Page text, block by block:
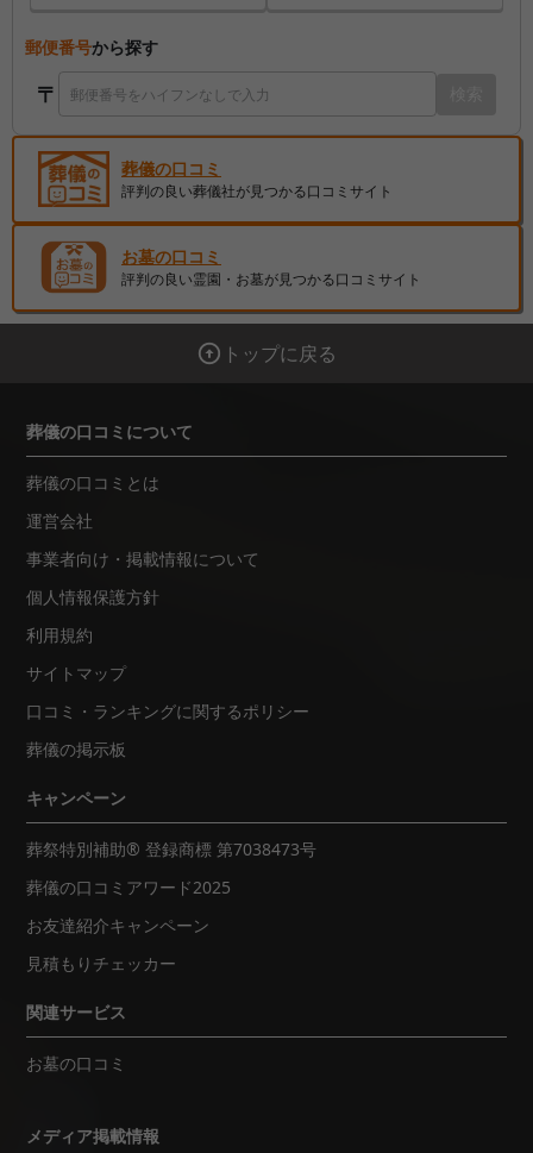
郵便番号から探す
〒
葬儀の口コミ
評判の良い葬儀社が見つかる口コミサイト
お墓の口コミ
評判の良い霊園・お墓が見つかる口コミサイト
トップに戻る
葬儀の口コミについて
葬儀の口コミとは
運営会社
事業者向け・掲載情報について
個人情報保護方針
利用規約
サイトマップ
口コミ・ランキングに関するポリシー
葬儀の掲示板
キャンペーン
葬祭特別補助® 登録商標 第7038473号
葬儀の口コミアワード2025
お友達紹介キャンペーン
見積もりチェッカー
関連サービス
お墓の口コミ
メディア掲載情報